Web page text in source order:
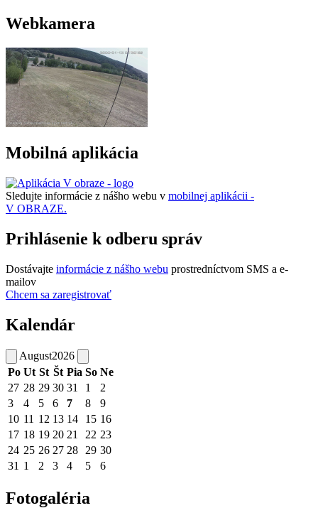
Webkamera
Mobilná aplikácia
Sledujte informácie z nášho webu v mobilnej aplikácii -
V OBRAZE.
Prihlásenie k odberu správ
Dostávajte informácie z nášho webu prostredníctvom SMS a e-
mailov
Chcem sa zaregistrovať
Kalendár
August2026
Po Ut St Št Pia So Ne
27 28 29 30 31 1
2
3
4 5 6 7 8
9
10 11 12 13 14 15 16
17 18 19 20 21 22 23
24 25 26 27 28 29 30
31 1 2 3 4 5 6
Fotogaléria